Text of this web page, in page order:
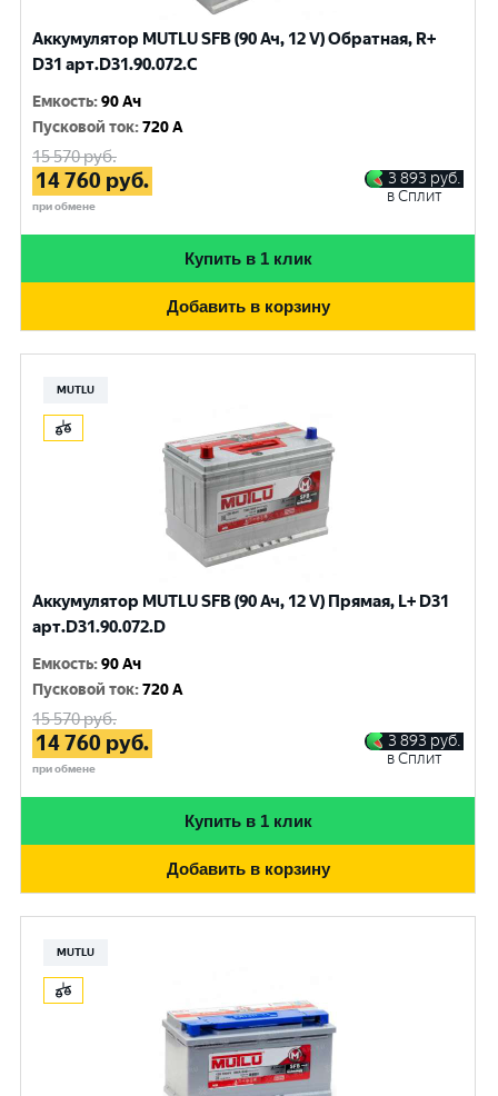
Аккумулятор MUTLU SFB (90 Ач, 12 V) Обратная, R+
D31 арт.D31.90.072.C
Емкость:90 Ач
Пусковой ток:720 A
15 570руб.
14 760 руб.
при обмене
3 893 руб.
в Сплит
Купить в 1 клик
Добавить в корзину
MUTLU
Аккумулятор MUTLU SFB (90 Ач, 12 V) Прямая, L+ D31
арт.D31.90.072.D
Емкость:90 Ач
Пусковой ток:720 A
15 570руб.
14 760 руб.
при обмене
3 893 руб.
в Сплит
Купить в 1 клик
Добавить в корзину
MUTLU